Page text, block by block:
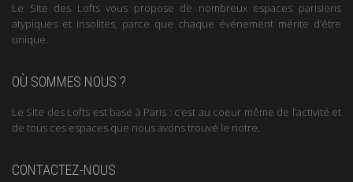
Le Site des Lofts vous propose de nombreux espaces parisiens
atypiques et insolites, parce que chaque événement mérite d’être
unique.
OÙ SOMMES NOUS ?
Le Site des Lofts est basé à Paris : c’est au coeur même de l’activité et
de tous ces espaces que nous avons trouvé le notre.
CONTACTEZ-NOUS